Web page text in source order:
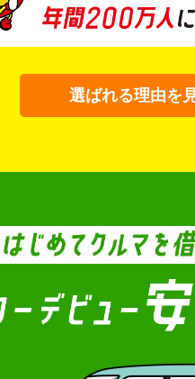
選ばれる理由を